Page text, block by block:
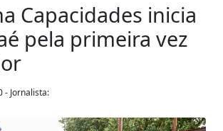
Capacidades inicia
pela primeira vez
- Jornalista: